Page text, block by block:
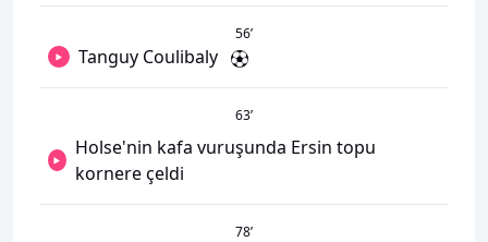
56’
Tanguy Coulibaly
63’
Holse'nin kafa vuruşunda Ersin topu
kornere çeldi
78’